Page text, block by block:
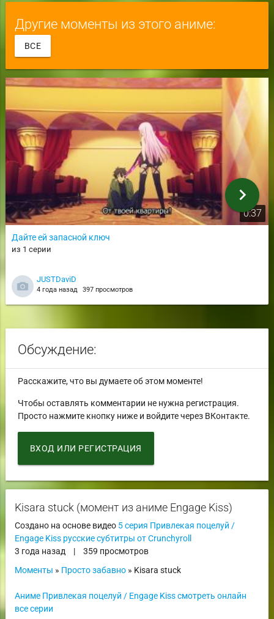
Другие моменты из этого аниме:
ВСЕ
0:37
Дайте ей запасной ключ
из 1 серии
JUSTDaviD
4 года назад 397 просмотров
chevron_right
Обсуждение:
Расскажите, что вы думаете об этом моменте!
Чтобы оставлять комментарии не нужна регистрация.
Просто нажмите кнопку ниже и войдите через ВКонтакте.
ВХОД ИЛИ РЕГИСТРАЦИЯ
Kisara stuck (момент из аниме Engage Kiss)
Создано на основе видео 5 серия Привлекая поцелуй /
Engage Kiss русские субтитры от Crunchyroll
3 года назад
|
359 просмотров
Моменты » Просто забавно» Kisara stuck
Аниме Привлекая поцелуй / Engage Kiss смотреть онлайн
все серии